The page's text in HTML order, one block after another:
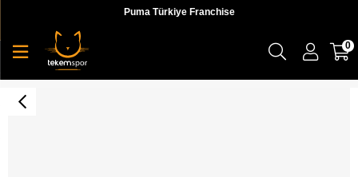
Puma Türkiye Franchise
0